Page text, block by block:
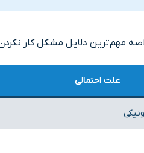
مهم‌ترین دلایل مشکل کار
علت احتمالی